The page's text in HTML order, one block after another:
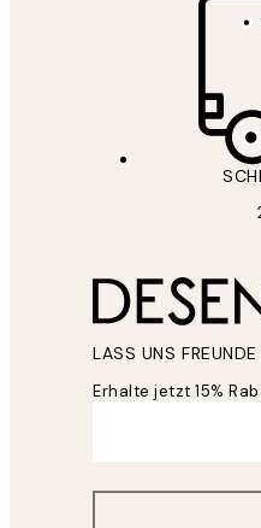
LASS UNS
Erhalte jetzt 15%